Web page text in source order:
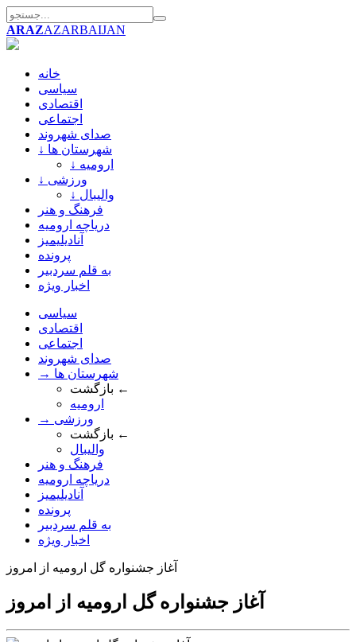
ARAZAZARBAIJAN
خانه
سیاسی
اقتصادی
اجتماعی
صدای شهروند
↓ شهرستان ها
↓ ارومیه
↓ ورزشی
↓ والیبال
فرهنگ و هنر
دریاچه ارومیه
آنادیلیمیز
پرونده
به قلم سردبیر
اخبار ویژه
سیاسی
اقتصادی
اجتماعی
صدای شهروند
→ شهرستان ها
بازگشت ←
ارومیه
→ ورزشی
بازگشت ←
والیبال
فرهنگ و هنر
دریاچه ارومیه
آنادیلیمیز
پرونده
به قلم سردبیر
اخبار ویژه
آغاز جشنواره گل ارومیه از امروز
آغاز جشنواره گل ارومیه از امروز